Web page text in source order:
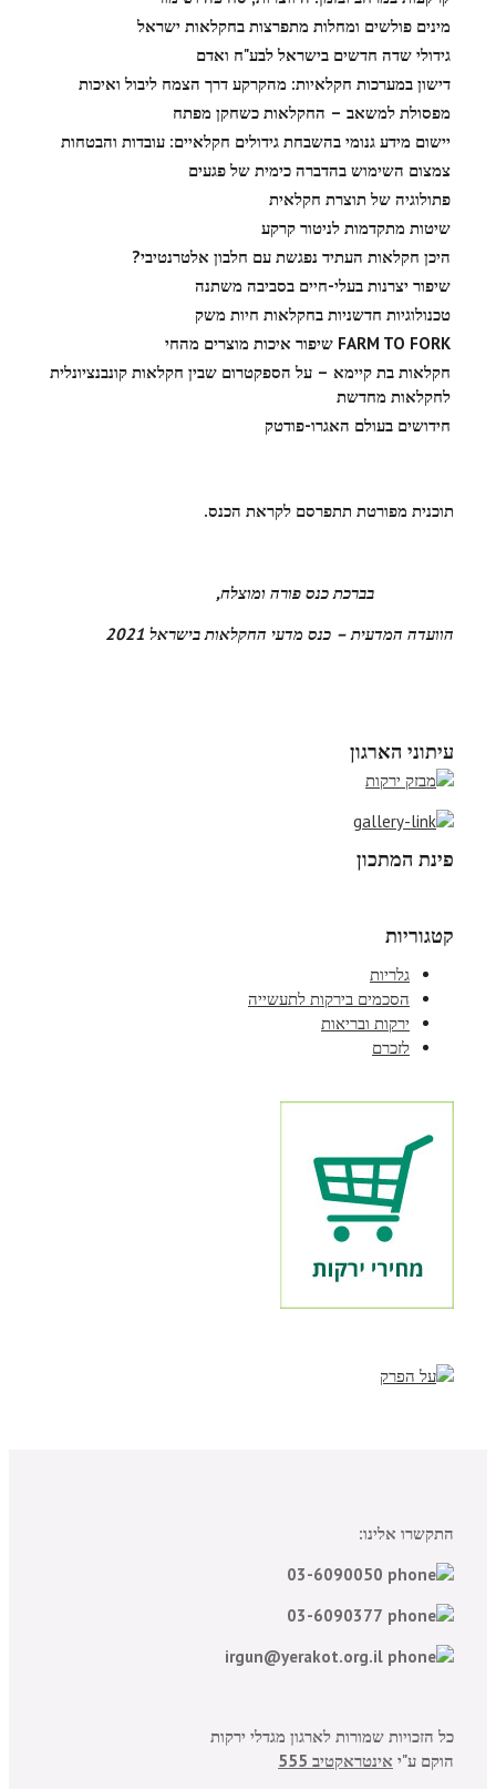
מינים פולשים ומחלות מתפרצות בחקלאות ישראל
גידולי שדה חדשים בישראל לבע"ח ואדם
דישון במערכות חקלאיות: מהקרקע דרך הצמח ליבול ואיכות
מפסולת למשאב – החקלאות כשחקן מפתח
יישום מידע גנומי בהשבחת גידולים חקלאיים: עובדות והבטחות
צמצום השימוש בהדברה כימית של פגעים
פתולוגיה של תוצרת חקלאית
שיטות מתקדמות לניטור קרקע
היכן חקלאות העתיד נפגשת עם חלבון אלטרנטיבי?
שיפור יצרנות בעלי-חיים בסביבה משתנה
טכנולוגיות חדשניות בחקלאות חיות משק
FARM TO FORK שיפור איכות מוצרים מהחי
חקלאות בת קיימא – על הספקטרום שבין חקלאות קונבנציונלית
לחקלאות מחדשת
חידושים בעולם האגרו-פודטק
תוכנית מפורטת תתפרסם לקראת הכנס.
בברכת כנס פורה ומוצלח,
הוועדה המדעית – כנס מדעי החקלאות בישראל 2021
עיתוני הארגון
פינת המתכון
קטגוריות
גלריות
הסכמים בירקות לתעשייה
ירקות ובריאות
לזכרם
התקשרו אלינו:
כל הזכויות שמורות לארגון מגדלי ירקות
הוקם ע"י אינטראקטיב 555